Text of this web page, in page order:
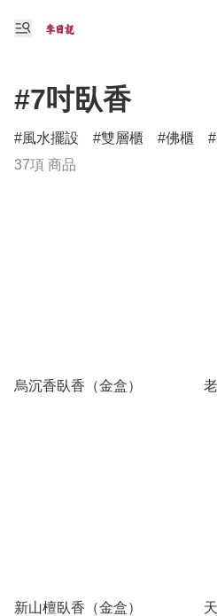
#7吋臥香
風水擺設 雙層櫃 佛櫃
37項 商品
烏沉香臥香（金盒）
新山檀臥香（金盒）